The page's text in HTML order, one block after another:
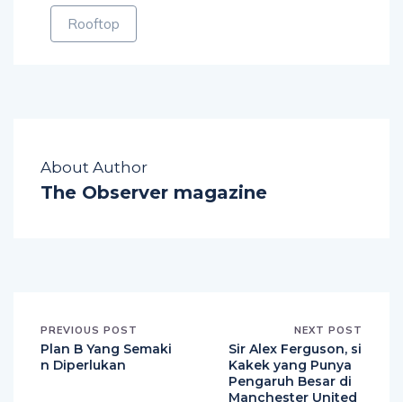
Rooftop
About Author
The Observer magazine
PREVIOUS POST
Plan B Yang Semaki
n Diperlukan
NEXT POST
Sir Alex Ferguson, si
Kakek yang Punya
Pengaruh Besar di
Manchester United